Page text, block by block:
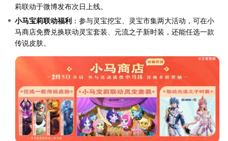
莉联动于微博发布次日上线。
小马宝莉联动福利 ：参与灵宝挖宝、灵宝市集两大活动，可在小
马商店免费兑换联动灵宝套装、元流之子新时装，还能任选一款
传说皮肤。